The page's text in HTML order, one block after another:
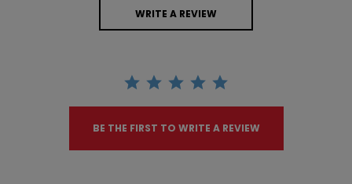
WRITE A REVIEW
BE THE FIRST TO WRITE A REVIEW